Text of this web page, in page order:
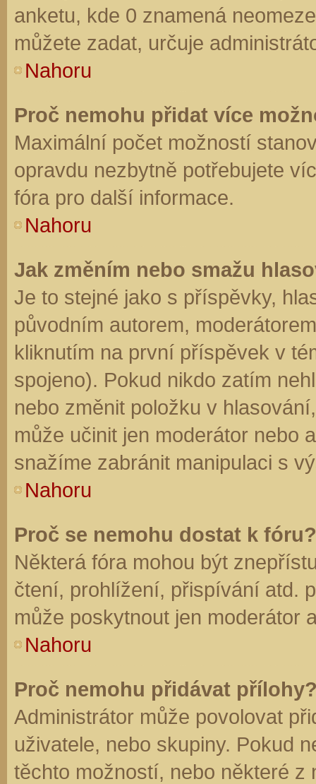
anketu, kde 0 znamená
můžete zadat, určuje
Nahoru
Proč nemohu přidat více
Maximální počet možností
opravdu nezbytně potřebujete
fóra pro další informace.
Nahoru
Jak změním nebo smažu
Je to stejné jako s příspěvky,
původním autorem,
kliknutím na první příspěvek v
spojeno). Pokud nikdo zatím
nebo změnit položku v
může učinit jen moderátor nebo
snažíme zabránit manipulaci s
Nahoru
Proč se nemohu dostat k fóru?
Některá fóra mohou být
čtení, prohlížení, přispívání atd.
může poskytnout jen moderátor
Nahoru
Proč nemohu přidávat
Administrátor může povolovat
uživatele, nebo skupiny. Pokud
těchto možností, nebo některé z